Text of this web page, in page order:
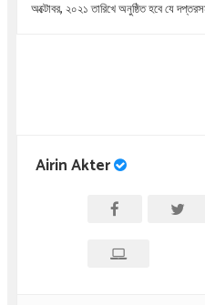
অক্টোবর, ২০২১ তারিখে অনুষ্ঠিত হবে যে
Airin Akter